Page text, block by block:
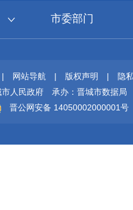
市委部门
| 网站导航 | 版权声明 |
隐
人民政府
承办：晋城市数据局
晋公网安备 14050002000001号